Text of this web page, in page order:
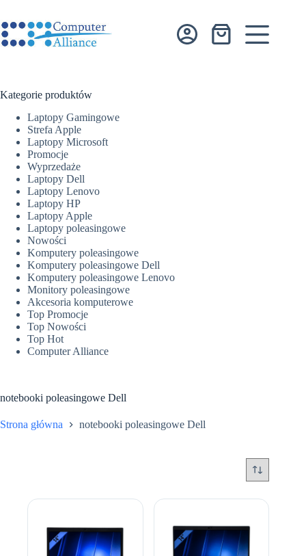
treści
Koszyk
notebooki poleasingowe Dell
Strona główna notebooki poleasingowe Dell
Kategorie produktów
Laptopy Gamingowe
Strefa Apple
Laptopy Microsoft
Promocje
Wyprzedaże
Laptopy Dell
Laptopy Lenovo
Laptopy HP
Laptopy Apple
Laptopy poleasingowe
Nowości
Komputery poleasingowe
Komputery poleasingowe Dell
Komputery poleasingowe Lenovo
Monitory poleasingowe
Akcesoria komputerowe
Top Promocje
Top Nowości
Top Hot
Computer Alliance